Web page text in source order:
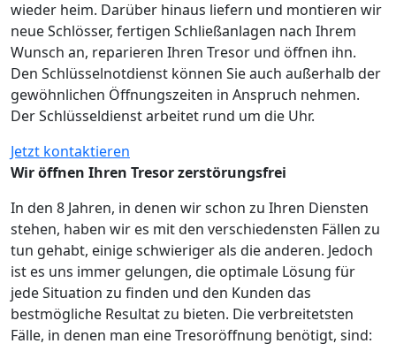
wieder heim. Darüber hinaus liefern und montieren wir
neue Schlösser, fertigen Schließanlagen nach Ihrem
Wunsch an, reparieren Ihren Tresor und öffnen ihn.
Den Schlüsselnotdienst können Sie auch außerhalb der
gewöhnlichen Öffnungszeiten in Anspruch nehmen.
Der Schlüsseldienst arbeitet rund um die Uhr.
Jetzt kontaktieren
Wir öffnen Ihren Tresor zerstörungsfrei
In den 8 Jahren, in denen wir schon zu Ihren Diensten
stehen, haben wir es mit den verschiedensten Fällen zu
tun gehabt, einige schwieriger als die anderen. Jedoch
ist es uns immer gelungen, die optimale Lösung für
jede Situation zu finden und den Kunden das
bestmögliche Resultat zu bieten. Die verbreitetsten
Fälle, in denen man eine Tresoröffnung benötigt, sind: